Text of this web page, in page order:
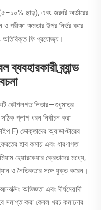
ছাড়), এবং জরুরি অর্ডারের
পরীক্ষা ক্ষমতার উপর নির্ভর করে
অতিরিক্ত ফি প্রযোজ্য।
ব্র্যান্ড
কৌশলগত লিভার—শুধুমাত্র
প্লাগ ধরন নির্বাচন করা
F) ভোক্তাদের অ্যাডাপ্টারের
হার কমায় এবং ধারণাগত
হেয়ারকেয়ার ক্রেতাদের মধ্যে,
ও নৈতিকতার সঙ্গে যুক্ত করেন।
অভিজ্ঞতা এবং দীর্ঘমেয়াদী
সমাপ্ত করা কেবল খরচ কমানোর